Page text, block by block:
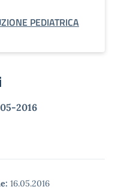
PEDIATRICA
2016
16.05.2016